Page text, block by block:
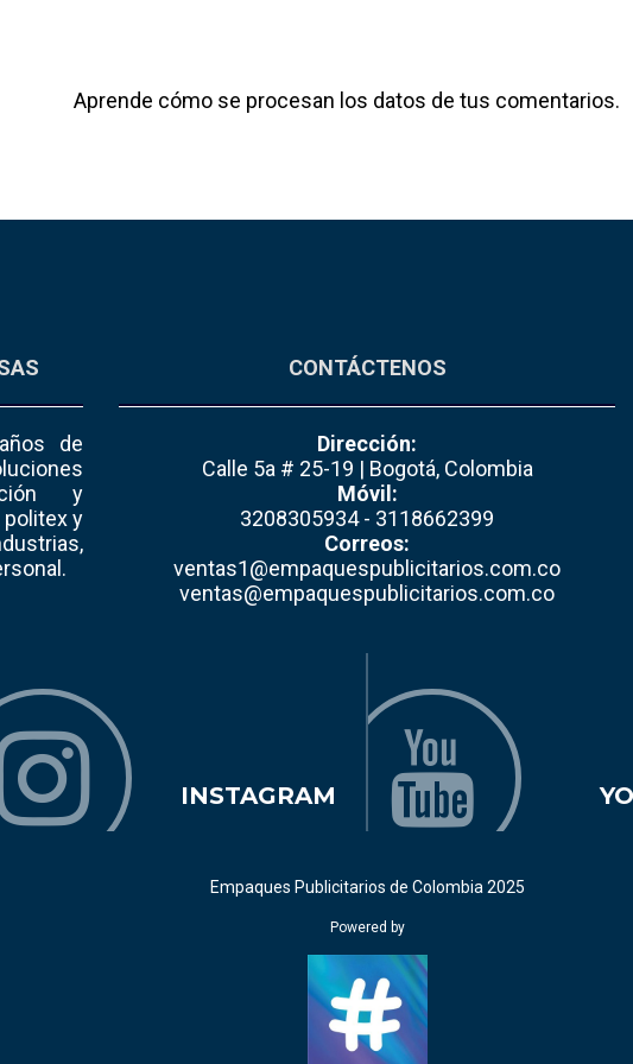
Aprende cómo se procesan los datos de tus comentarios.
de
y
y
CONTÁCTENOS
Dirección:
Calle 5a # 25-19 | Bogotá, Colombia
Móvil:
3208305934 - 3118662399
Correos:
ventas1@empaquespublicitarios.com.co
ventas@empaquespublicitarios.com.co
INSTAGRAM
Empaques Publicitarios de Colombia 2025
Powered by